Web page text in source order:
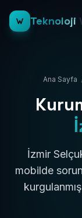
Teknoloji
Ana Sayfa
İzmir
mobilde